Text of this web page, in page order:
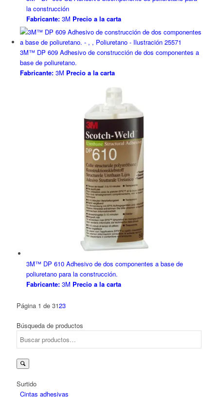
la construcción
Fabricante:3M Precio a la carta
3M™ DP 609 Adhesivo de construcción de dos componentes a
base de poliuretano.
Fabricante:3M Precio a la carta
3M™ DP 610 Adhesivo de dos componentes a base de
poliuretano para la construcción.
Fabricante:3M Precio a la carta
Página 1 de 3123
Búsqueda de productos
Surtido
Cintas adhesivas